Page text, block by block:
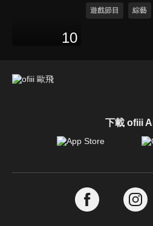
10
遊戲節目
綜藝
下載 ofiii